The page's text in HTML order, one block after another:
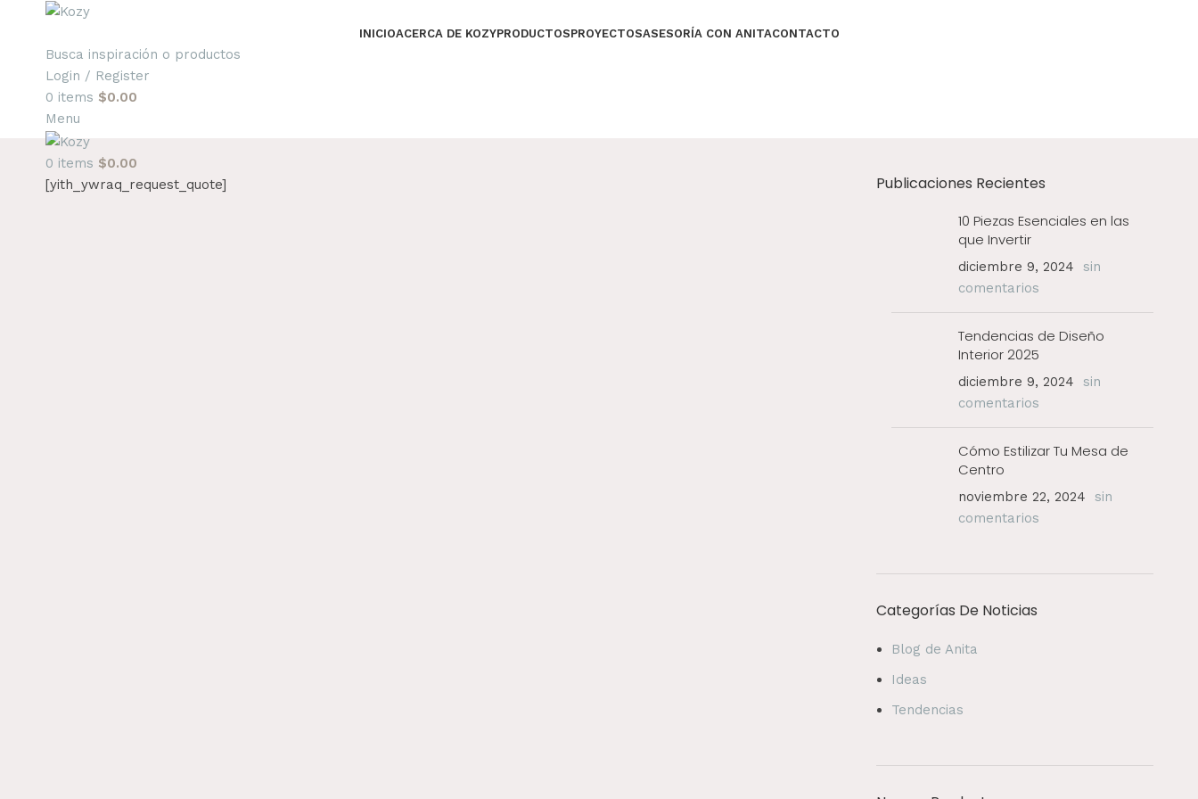
INICIOACERCA DE KOZYPRODUCTOSPROYECTOSASESORÍA CON ANITACONTACTO
Busca inspiración o productos
Login / Register
0 items $0.00
Menu
0 items $0.00
[yith_ywraq_request_quote]
Publicaciones Recientes
10 Piezas Esenciales en las
que Invertir
diciembre 9, 2024
sin
comentarios
Tendencias de Diseño
Interior 2025
diciembre 9, 2024
sin
comentarios
Cómo Estilizar Tu Mesa de
Centro
noviembre 22, 2024
sin
comentarios
Categorías De Noticias
Blog de Anita
Ideas
Tendencias